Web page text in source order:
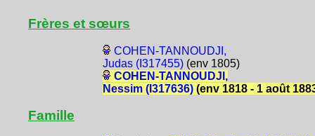
Frères et sœurs
COHEN-TANNOUDJI,
Judas (I317455)(env 1805)
COHEN-TANNOUDJI,
Nessim (I317636)(env 1818 - 1 août
Famille